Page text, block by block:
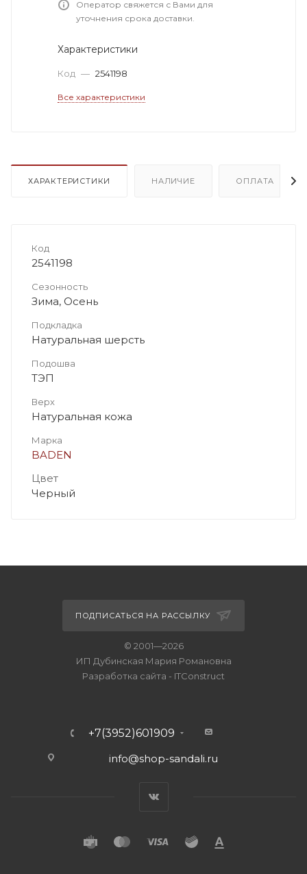
Оператор свяжется с Вами для
уточнения срока доставки.
Характеристики
Код — 2541198
Все характеристики
ХАРАКТЕРИСТИКИ НАЛИЧИЕ ОПЛАТА
Код
2541198
Сезонность
Зима, Осень
Подкладка
Натуральная шерсть
Подошва
ТЭП
Верх
Натуральная кожа
Марка
BADEN
Цвет
Черный
ПОДПИСАТЬСЯ НА РАССЫЛКУ
© 2001—2026
ИП Дубинская Мария Романовна
Разработка сайта - ITConstruct
+7(3952)601909
info@shop-sandali.ru